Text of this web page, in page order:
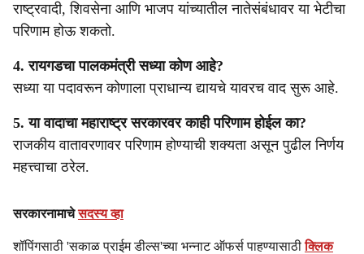
राष्ट्रवादी, शिवसेना आणि भाजप यांच्यातील नातेसंबंधावर या भेटीचा
परिणाम होऊ शकतो.
4. रायगडचा पालकमंत्री सध्या कोण आहे?
सध्या या पदावरून कोणाला प्राधान्य द्यायचे यावरच वाद सुरू आहे.
5. या वादाचा महाराष्ट्र सरकारवर काही परिणाम होईल का?
राजकीय वातावरणावर परिणाम होण्याची शक्यता असून पुढील निर्णय
महत्त्वाचा ठरेल.
सरकारनामाचेसदस्य व्हा
शॉपिंगसाठी 'सकाळ प्राईम डील्स'च्या भन्नाट ऑफर्स पाहण्यासाठीक्लिक